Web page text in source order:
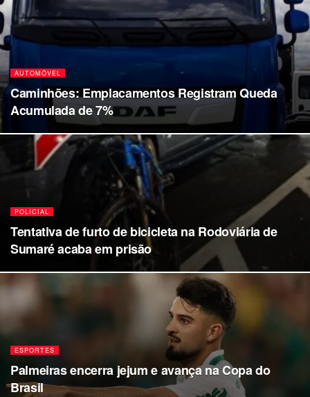
AUTOMÓVEL
Caminhões: Emplacamentos Registram Queda
Acumulada de 7%
POLICIAL
Tentativa de furto de bicicleta na Rodoviária de
Sumaré acaba em prisão
ESPORTES
Palmeiras encerra jejum e avança na Copa do
Brasil